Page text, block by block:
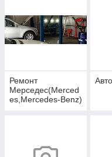
Ремонт
Мерседес(Merced
es,Mercedes-Benz)